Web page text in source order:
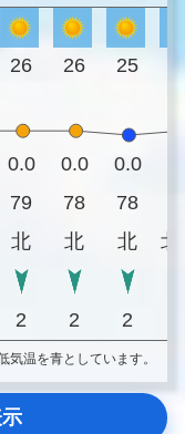
26 26 25
0.0 0.0 0.0
79 78 78
北 北 北 北
2 2 2
温を青としています。